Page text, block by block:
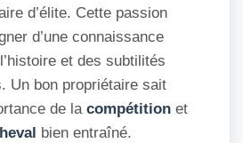
d’élite. Cette passion
d’une connaissance
et des subtilités
Un bon propriétaire sait
de la compétition et
bien entraîné.